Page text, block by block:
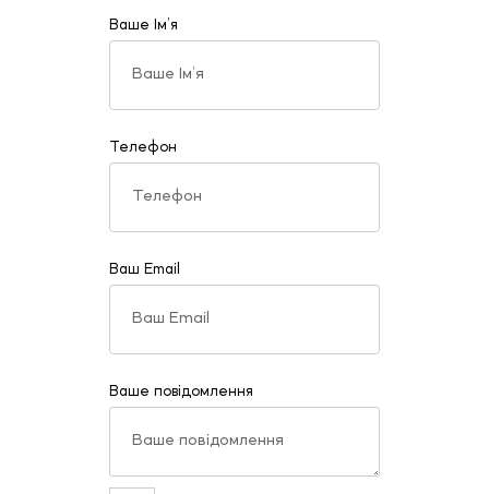
Ваше Ім’я
Телефон
Ваш Email
Ваше повідомлення